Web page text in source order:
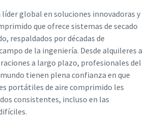
líder global en soluciones innovadoras y
que ofrece sistemas de secado
respaldados por décadas de
de la ingeniería. Desde alquileres a
a largo plazo, profesionales del
tienen plena confianza en que
portátiles de aire comprimido les
consistentes, incluso en las